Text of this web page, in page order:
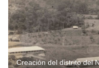
Creación del distrito del